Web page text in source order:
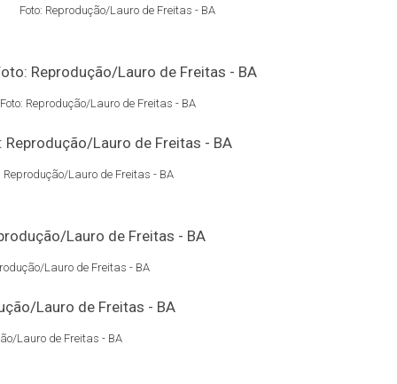
Foto: Reprodução/Lauro de Freitas - BA
Foto: Reprodução/Lauro de Freitas - BA
Reprodução/Lauro de Freitas - BA
Lauro de Freitas - BA
Lauro de Freitas - BA